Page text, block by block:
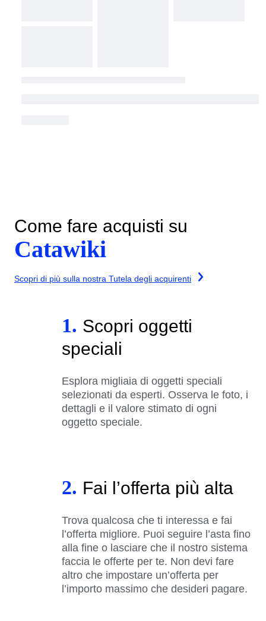
Come fare acquisti su
Catawiki
Scopri di più sulla nostra Tutela degli acquirenti
1. Scopri oggetti
speciali
Esplora migliaia di oggetti speciali
selezionati da esperti. Osserva le foto, i
dettagli e il valore stimato di ogni
oggetto speciale.
2. Fai l’offerta più alta
Trova qualcosa che ti interessa e fai
l’offerta migliore. Puoi seguire l’asta fino
alla fine o lasciare che il nostro sistema
faccia le offerte per te. Non devi fare
altro che impostare un’offerta per
l’importo massimo che desideri pagare.